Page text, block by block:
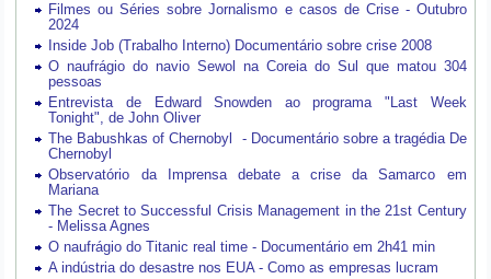
Filmes ou Séries sobre Jornalismo e casos de Crise - Outubro
2024
Inside Job (Trabalho Interno) Documentário sobre crise 2008
O naufrágio do navio Sewol na Coreia do Sul que matou 304
pessoas
Entrevista de Edward Snowden ao programa "Last Week
Tonight", de John Oliver
The Babushkas of Chernobyl - Documentário sobre a tragédia De
Chernobyl
Observatório da Imprensa debate a crise da Samarco em
Mariana
The Secret to Successful Crisis Management in the 21st Century
- Melissa Agnes
O naufrágio do Titanic real time - Documentário em 2h41 min
A indústria do desastre nos EUA - Como as empresas lucram